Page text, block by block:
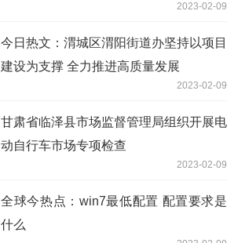
2023-02-09
今日热文：渭城区渭阳街道办坚持以项目
建设为支撑 全力推进高质量发展
2023-02-09
甘肃省临泽县市场监督管理局组织开展电
动自行车市场专项检查
2023-02-09
全球今热点：win7最低配置 配置要求是
什么